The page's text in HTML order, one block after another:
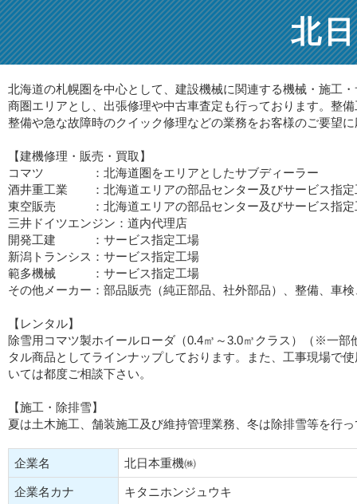
北
北海道の札幌圏を中心として、建設機械に関連する機械・施工
商圏エリアとし、出張修理や中古車査定も行っております。整
整備や急な故障時のクイック修理などの業務をお客様のご要望
【建機修理・販売・買取】
コマツ ：北海道圏をエリアとしたサブディーラー
酒井重工業 ：北海道エリアの部品センター及びサービス指定
東空販売 ：北海道エリアの部品センター及びサービス指定
三井ドイツエンジン：道内代理店
開発工建 ：サービス指定工場
新潟トランシス：サービス指定工場
範多機械 ：サービス指定工場
その他メーカー：部品販売（純正部品、社外部品）、整備、車
【レンタル】
除雪用コマツ製ホイールローダ（0.4㎥～3.0㎥クラス）（※一
タル商品としてラインナップしております。また、工事現場で
いては都度ご相談下さい。
【施工・除排雪】
夏は土木施工、舗装施工及び維持管理業務、冬は除排雪等を行
企業名 北日本重機㈱
企業名カナ キタニホンジュウキ